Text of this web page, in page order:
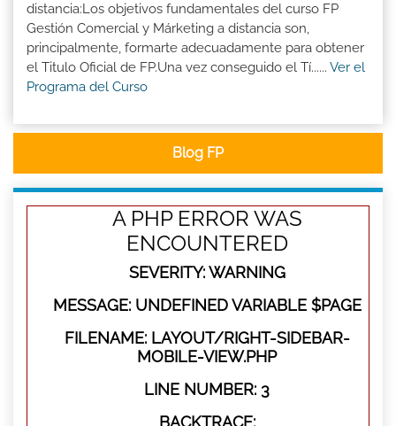
distancia:Los objetivos fundamentales del curso FP
Gestión Comercial y Márketing a distancia son,
principalmente, formarte adecuadamente para obtener
el Titulo Oficial de FP.Una vez conseguido el Tí...... Ver el
Programa del Curso
Blog FP
A PHP ERROR WAS
ENCOUNTERED
SEVERITY: WARNING
MESSAGE: UNDEFINED VARIABLE $PAGE
FILENAME: LAYOUT/RIGHT-SIDEBAR-
MOBILE-VIEW.PHP
LINE NUMBER: 3